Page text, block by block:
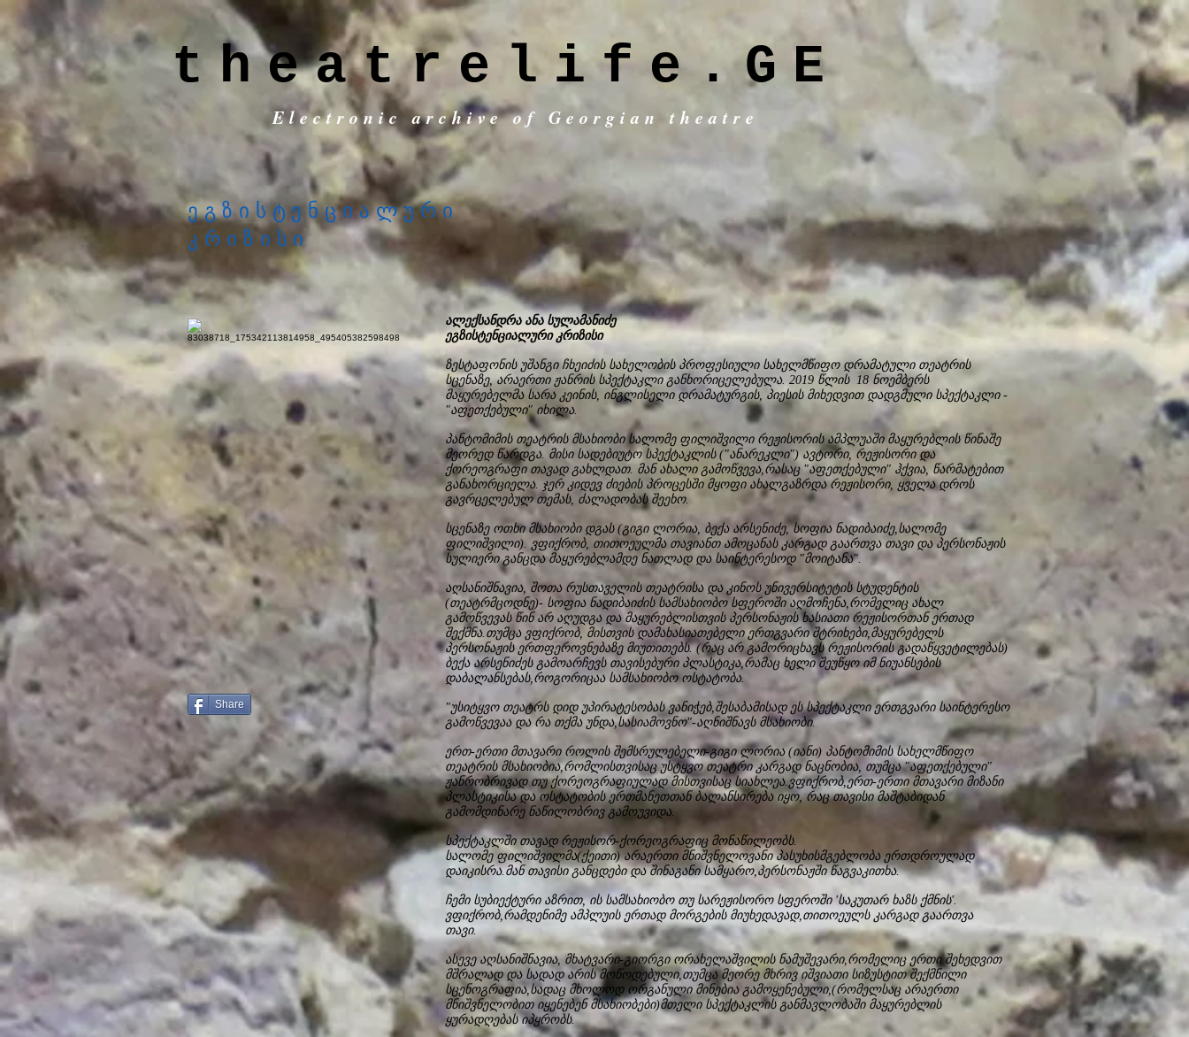
theatrelife.GE
Electronic archive of Georgian theatre
ეგზისტენციალური
კრიზისი
Share
ალექსანდრა ანა სულამანიძე
ეგზისტენციალური კრიზისი
ზესტაფონის უშანგი ჩხეიძის სახელობის პროფესიული სახელმწიფო დრამატული თეატრის
სცენაზე, არაერთი ჟანრის სპექტაკლი განხორიცელებულა. 2019 წლის 18 ნოემბერს
მაყურებელმა სარა კეინის, ინგლისელი დრამატურგის, პიესის მიხედვით დადგმული სპექტაკლი -
"აფეთქებული" იხილა.
პანტომიმის თეატრის მსახიობი სალომე ფილიშვილი რეჟისორის ამპლუაში მაყურებლის წინაშე
მეორედ წარდგა. მისი სადებიუტო სპექტაკლის ("ანარეკლი") ავტორი, რეჟისორი და
ქორეოგრაფი თავად გახლდათ. მან ახალი გამოწვევა,რასაც "აფეთქებული" ჰქვია, წარმატებით
განახორციელა. ჯერ კიდევ ძიების პროცესში მყოფი ახალგაზრდა რეჟისორი, ყველა დროს
გავრცელებულ თემას, ძალადობას შეეხო.
სცენაზე ოთხი მსახიობი დგას (გიგი ლორია, ბექა არსენიძე, სოფია ნადიბაიძე,სალომე
ფილიშვილი). ვფიქრობ, თითოეულმა თავიანთ ამოცანას კარგად გაართვა თავი და პერსონაჟის
სულიერი განცდა მაყურებლამდე ნათლად და საინტერესოდ "მოიტანა".
აღსანიშნავია, შოთა რუსთაველის თეატრისა და კინოს უნივერსიტეტის სტუდენტის
(თეატრმცოდნე)- სოფია ნადიბაიძის სამსახიობო სფეროში აღმოჩენა,რომელიც ახალ
გამოწვევას წინ არ აღუდგა და მაყურებლისთვის პერსონაჟის ხასიათი რეჟისორთან ერთად
შექმნა.თუმცა ვფიქრობ, მისთვის დამახასიათებელი ერთგვარი შტრიხები,მაყურებელს
პერსონაჟის ერთფეროვნებაზე მიუთითებს. (რაც არ გამორიცხავს რეჟისორის გადაწყვეტილებას)
ბექა არსენიძეს გამოარჩევს თავისებური პლასტიკა,რამაც ხელი შეუწყო იმ ნიუანსების
დაბალანსებას,როგორიცაა სამსახიობო ოსტატობა.
"უსიტყვო თეატრს დიდ უპირატესობას ვანიჭებ,შესაბამისად ეს სპექტაკლი ერთგვარი საინტერესო
გამოწვევაა და რა თქმა უნდა,სასიამოვნო"-აღნიშნავს მსახიობი.
ერთ-ერთი მთავარი როლის შემსრულებელი-გიგი ლორია (იანი) პანტომიმის სახელმწიფო
თეატრის მსახიობია,რომლისთვისაც უსტყვო თეატრი კარგად ნაცნობია, თუმცა "აფეთქებული"
ჟანრობრივად თუ ქორეოგრაფიულად მისთვისაც სიახლეა.ვფიქრობ,ერთ-ერთი მთავარი მიზანი
პლასტიკისა და ოსტატობის ერთმანეთთან ბალანსირება იყო, რაც თავისი მაშტაბიდან
გამომდინარე ნაწილობრივ გამოუვიდა.
სპექტაკლში თავად რეჟისორ-ქორეოგრაფიც მონაწილეობს.
სალომე ფილიშვილმა(ქეითი) არაერთი მნიშვნელოვანი პასუხისმგებლობა ერთდროულად
დაიკისრა.მან თავისი განცდები და შინაგანი სამყარო,პერსონაჟში წაგვაკითხა.
ჩემი სუბიექტური აზრით, ის სამსახიობო თუ სარეჟისორო სფეროში 'საკუთარ ხაზს ქმნის'.
ვფიქრობ,რამდენიმე ამპლუის ერთად მორგების მიუხედავად,თითოეულს კარგად გაართვა
თავი.
ასევე აღსანიშნავია, მხატვარი-გიორგი ორახელაშვილის ნამუშევარი,რომელიც ერთი შეხედვით
მშრალად და სადად არის მოწოდებული,თუმცა მეორე მხრივ იშვიათი სიზუსტით შექმნილი
სცენოგრაფია,სადაც მხოლოდ ორგანული მინებია გამოყენებული,(რომელსაც არაერთი
მნიშვნელობით იყენებენ მსახიობები)მთელი სპექტაკლის განმავლობაში მაყურებლის
ყურადღებას იპყრობს.